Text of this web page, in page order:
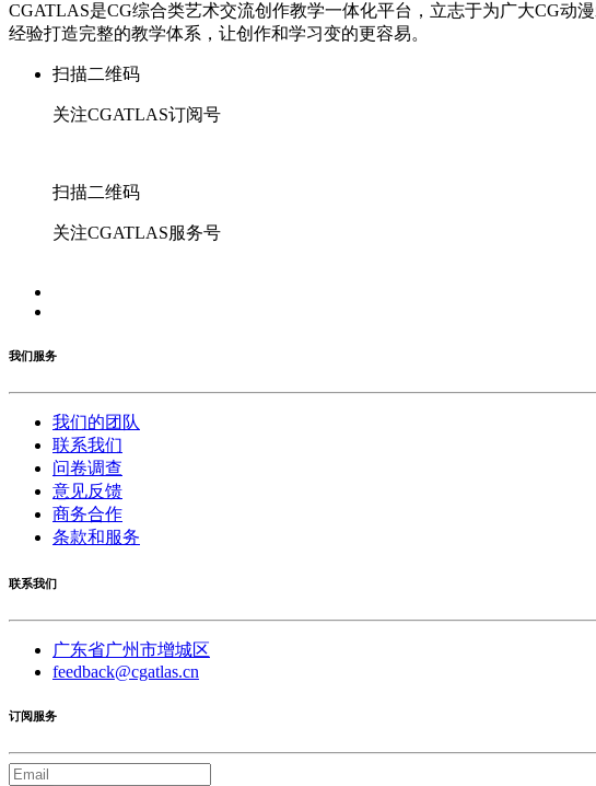
CGATLAS是CG综合类艺术交流创作教学一体化平台，立志于为广大CG动
经验打造完整的教学体系，让创作和学习变的更容易。
扫描二维码
关注CGATLAS订阅号
扫描二维码
关注CGATLAS服务号
我们服务
我们的团队
联系我们
问卷调查
意见反馈
商务合作
条款和服务
联系我们
广东省广州市增城区
feedback@cgatlas.cn
订阅服务